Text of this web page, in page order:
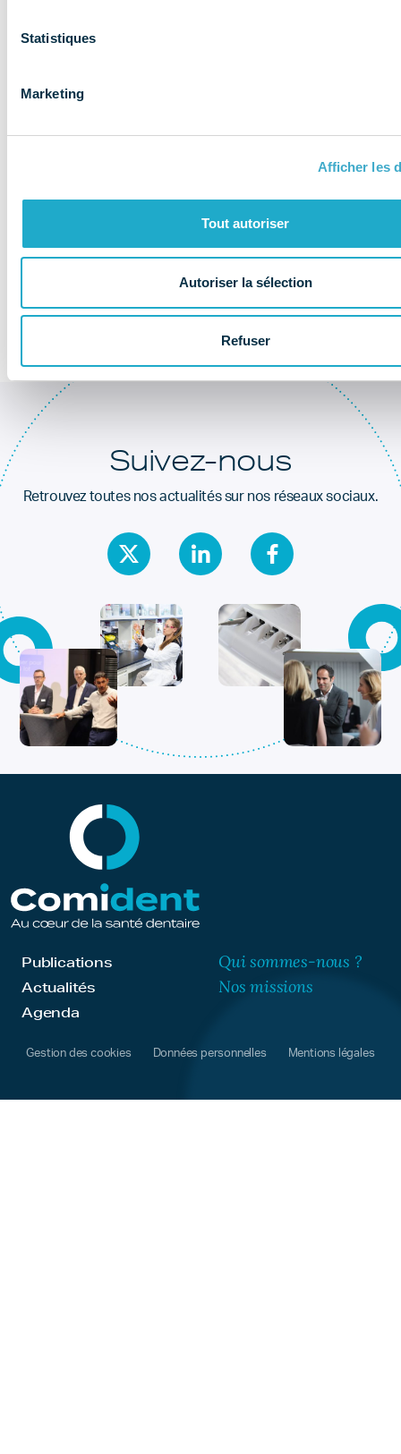
Statistiques
Marketing
Afficher les
Tout autoriser
Autoriser la sélection
Refuser
Au coeur de la
santé dentaire
Suivez-nous
Retrouvez toutes nos actualités sur nos réseaux sociaux.
Publications
Actualités
Agenda
Qui sommes-nous ?
Nos missions
Gestion des cookies Données personnelles Mentions légales